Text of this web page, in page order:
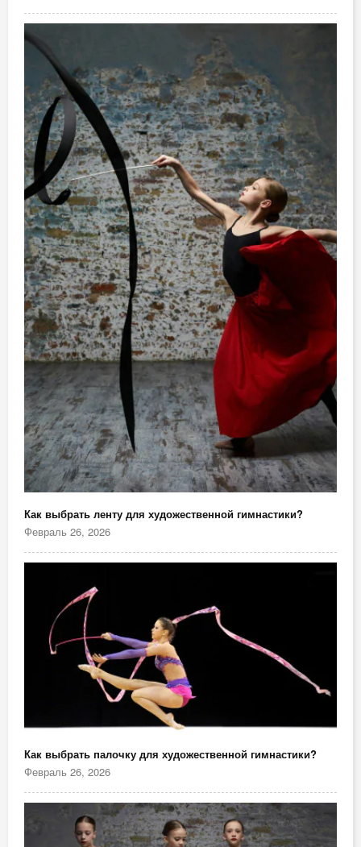
Как выбрать ленту для художественной гимнастики?
Февраль 26, 2026
Как выбрать палочку для художественной гимнастики?
Февраль 26, 2026